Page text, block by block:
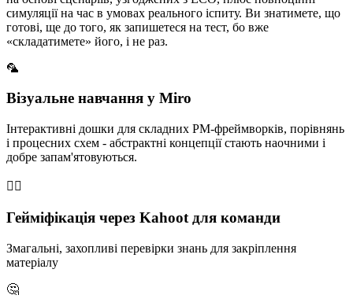
симуляції на час в умовах реального іспиту. Ви знатимете, що
готові, ще до того, як запишетеся на тест, бо вже
«складатимете» його, і не раз.
🦜
Візуальне навчання у Miro
Інтерактивні дошки для складних PM-фреймворків, порівнянь
і процесних схем - абстрактні концепції стають наочними і
добре запам'ятовуються.
🏄‍♀️
Гейміфікація через Kahoot для команди
Змагальні, захопливі перевірки знань для закріплення
матеріалу
🤔